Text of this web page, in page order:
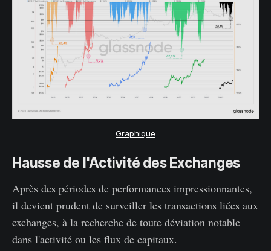
Graphique
Hausse de l'Activité des Exchanges
Après des périodes de performances impressionnantes,
il devient prudent de surveiller les transactions liées aux
exchanges, à la recherche de toute déviation notable
dans l'activité ou les flux de capitaux.